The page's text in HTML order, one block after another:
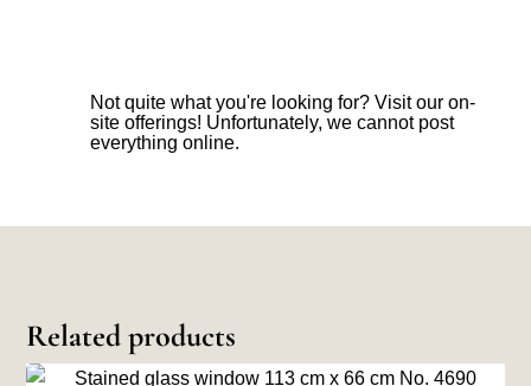
Not quite what you're looking for? Visit our on-
site offerings! Unfortunately, we cannot post
everything online.
Related products